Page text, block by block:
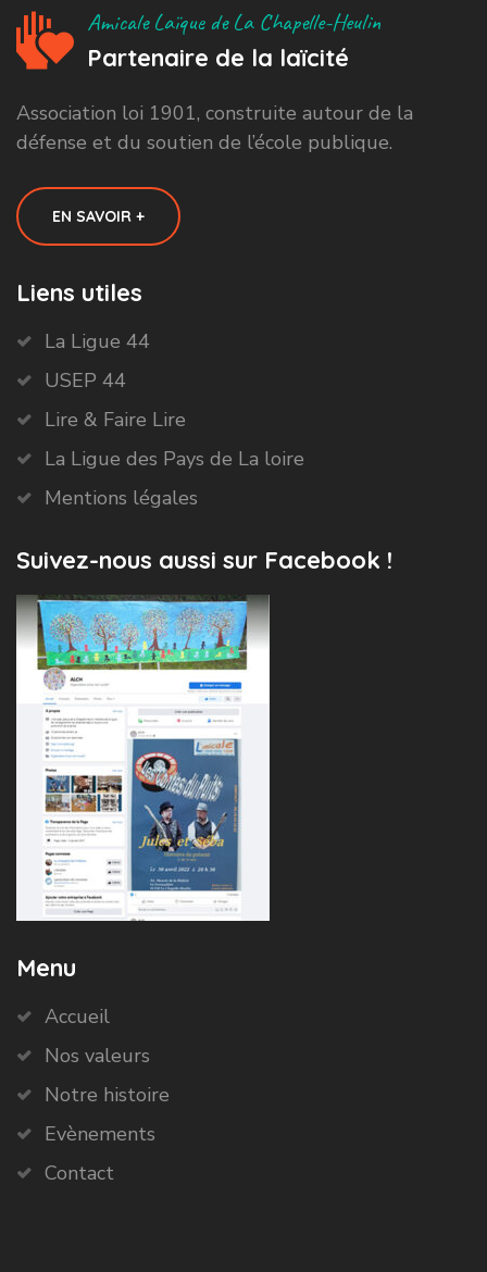
Amicale Laïque de La Chapelle-Heulin
Partenaire de la laïcité
Association loi 1901, construite autour de la
défense et du soutien de l’école publique.
EN SAVOIR +
Liens utiles
La Ligue 44
USEP 44
Lire & Faire Lire
La Ligue des Pays de La loire
Mentions légales
Suivez-nous aussi sur Facebook !
Menu
Accueil
Nos valeurs
Notre histoire
Evènements
Contact